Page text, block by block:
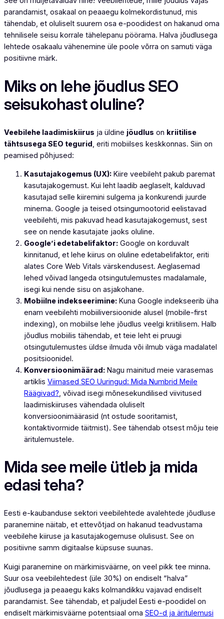
parandamist, osakaal on peaaegu kolmekordistunud, mis
tähendab, et oluliselt suurem osa e-poodidest on hakanud oma
tehnilisele seisu korrale tähelepanu pöörama. Halva jõudlusega
lehtede osakaalu vähenemine üle poole võrra on samuti väga
positiivne märk.
Miks on lehe jõudlus SEO
seisukohast oluline?
Veebilehe laadimiskiirus ja üldine jõudlus on kriitilise
tähtsusega SEO tegurid , eriti mobiilses keskkonnas. Siin on
peamised põhjused:
Kasutajakogemus (UX): Kiire veebileht pakub paremat
kasutajakogemust. Kui leht laadib aeglaselt, kalduvad
kasutajad selle kiiremini sulgema ja konkurendi juurde
minema. Google ja teised otsingumootorid eelistavad
veebilehti, mis pakuvad head kasutajakogemust, sest
see on nende kasutajate jaoks oluline.
Google’i edetabelifaktor: Google on korduvalt
kinnitanud, et lehe kiirus on oluline edetabelifaktor, eriti
alates Core Web Vitals värskendusest. Aeglasemad
lehed võivad langeda otsingutulemustes madalamale,
isegi kui nende sisu on asjakohane.
Mobiilne indekseerimine: Kuna Google indekseerib üha
enam veebilehti mobiiliversioonide alusel (mobile-first
indexing), on mobiilse lehe jõudlus veelgi kriitilisem. Halb
jõudlus mobiilis tähendab, et teie leht ei pruugi
otsingutulemustes üldse ilmuda või ilmub väga madalatel
positsioonidel.
Konversioonimäärad: Nagu mainitud meie varasemas
artiklis Viimased SEO Uuringud: Mida Numbrid Meile
Räägivad? , võivad isegi mõnesekundilised viivitused
laadimiskiiruses vähendada oluliselt
konversioonimäärasid (nt ostude sooritamist,
kontaktivormide täitmist). See tähendab otsest mõju teie
äritulemustele.
Mida see meile ütleb ja mida
edasi teha?
Eesti e-kaubanduse sektori veebilehtede avalehtede jõudluse
paranemine näitab, et ettevõtjad on hakanud teadvustama
veebilehe kiiruse ja kasutajakogemuse olulisust. See on
positiivne samm digitaalse küpsuse suunas.
Kuigi paranemine on märkimisväärne, on veel pikk tee minna.
Suur osa veebilehtedest (üle 30%) on endiselt “halva”
jõudlusega ja peaaegu kaks kolmandikku vajavad endiselt
parandamist. See tähendab, et paljudel Eesti e-poodidel on
endiselt märkimisväärne potentsiaal oma SEO-d ja äritulemusi